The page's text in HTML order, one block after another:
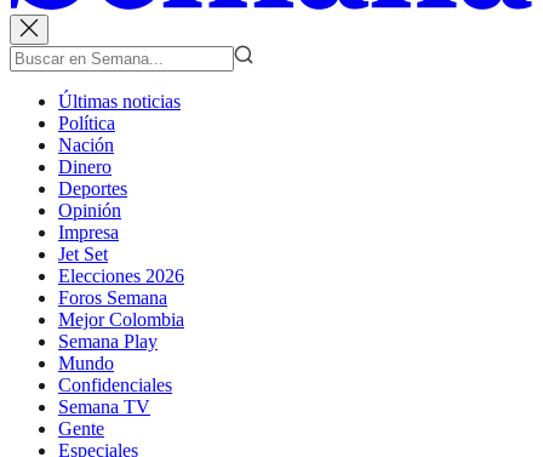
Últimas noticias
Política
Nación
Dinero
Deportes
Opinión
Impresa
Jet Set
Elecciones 2026
Foros Semana
Mejor Colombia
Semana Play
Mundo
Confidenciales
Semana TV
Gente
Especiales